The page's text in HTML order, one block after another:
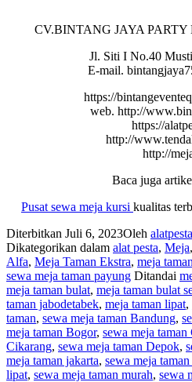
CV.BINTANG JAYA
Jl. Siti I No.40
E-mail.
https://
web. http://
https://
http://
http://
Baca juga
Pusat sewa meja kursi kualitas
Diterbitkan Juli 6, 2023Oleh alatpesta
Dikategorikan dalam alat pesta, Meja,
Alfa, Meja Taman Ekstra, meja
sewa meja taman payung Ditandai
meja taman bulat, meja taman bulat
taman jabodetabek, meja taman lipat,
taman, sewa meja taman Bandung,
meja taman Bogor, sewa meja
Cikarang, sewa meja taman Depok,
meja taman jakarta, sewa meja
lipat, sewa meja taman murah, sewa